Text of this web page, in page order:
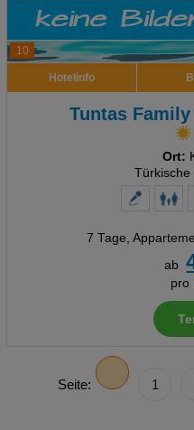
10
Hotelinfo
Tuntas
Ort:
Türkische
7 Tage,
ab
pro
Seite: 1